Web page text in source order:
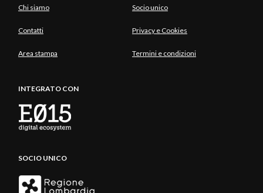
Chi siamo Socio unico
Contatti Privacy e Cookies
Area stampa Termini e condizioni
INTEGRATO CON
SOCIO UNICO